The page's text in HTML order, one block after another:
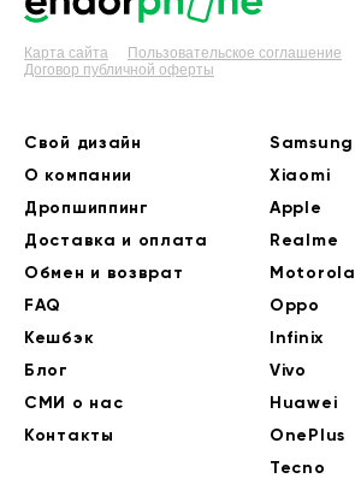
Карта сайта
Пользовательское соглашение
Договор публичной оферты
Свой дизайн
О компании
Дропшиппинг
Доставка и оплата
Обмен и возврат
FAQ
Кешбэк
Блог
СМИ о нас
Контакты
Samsung
Xiaomi
Apple
Realme
Motorola
Oppo
Infinix
Vivo
Huawei
OnePlus
Tecno